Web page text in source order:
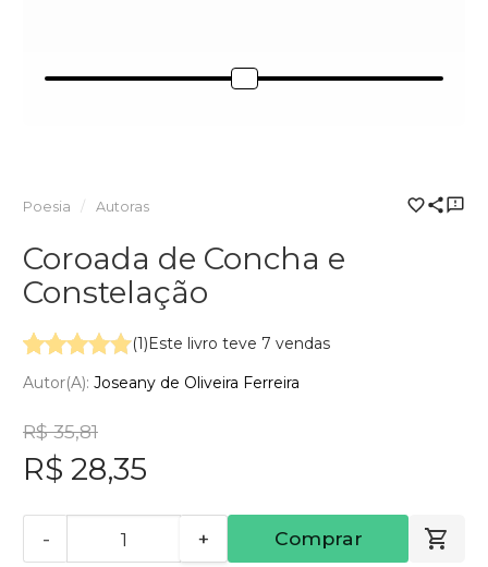
Poesia Autoras
Coroada de Concha e
Constelação
(1)Este livro teve 7 vendas
Autor(a): Joseany de Oliveira Ferreira
R$ 35,81
R$ 28,35
- + Comprar